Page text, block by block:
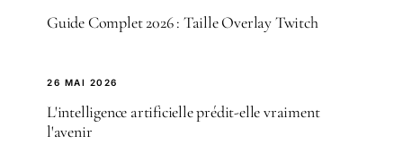
Guide Complet 2026 : Taille Overlay Twitch
26 MAI 2026
L'intelligence artificielle prédit-elle vraiment
l'avenir